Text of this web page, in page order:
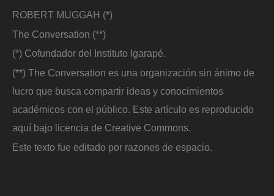
ROBERT MUGGAH (*)
The Conversation (**)
(*) Cofundador del Instituto Igarapé.
(**) The Conversation es una organización sin ánimo de
lucro que busca compartir ideas y conocimientos
académicos con el público. Este artículo es reproducido
aquí bajo licencia de Creative Commons.
Este texto fue editado por razones de espacio.